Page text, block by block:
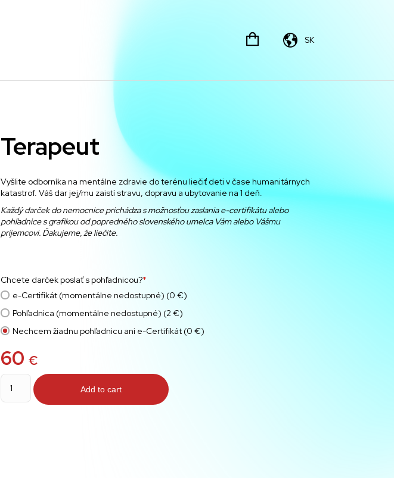
SK
Terapeut
Vyšlite odborníka na mentálne zdravie do terénu liečiť deti v čase humanitárnych
katastrof. Váš dar jej/mu zaistí stravu, dopravu a ubytovanie na 1 deň.
Každý darčekdo nemocniceprichádza s možnosťou zaslania e-certifikátu alebo
pohľadnices grafikou od popredného slovenského umelcaVám alebo Vášmu
príjemcovi. Ďakujeme, že liečite.
Chcete darček poslať s pohľadnicou?*
e-Certifikát (momentálne nedostupné) (0 €)
Pohľadnica (momentálne nedostupné) (2 €)
Nechcem žiadnu pohľadnicu ani e-Certifikát (0 €)
60 €
Terapeut
quantity
Add to cart